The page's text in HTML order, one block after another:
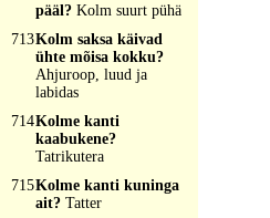
pääl? Kolm suurt pühä
713Kolm saksa käivad
ühte mõisa kokku?
Ahjuroop, luud ja
labidas
714Kolme kanti
kaabukene?
Tatrikutera
715Kolme kanti kuninga
ait? Tatter